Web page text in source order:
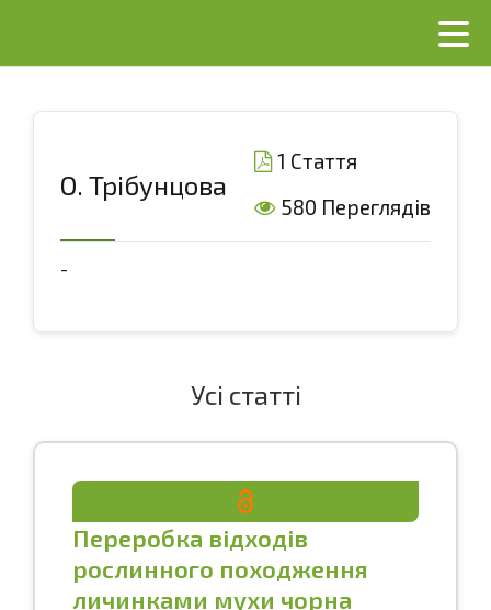
О. Трібунцова
1 Стаття
580 Переглядів
-
Усі статті
Переробка відходів
рослинного походження
личинками мухи чорна